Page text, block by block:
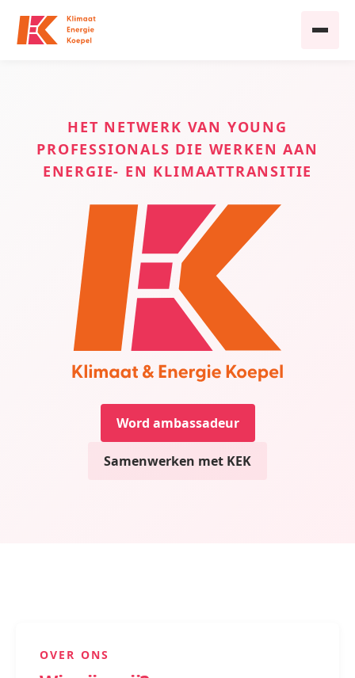
HET NETWERK VAN YOUNG
PROFESSIONALS DIE WERKEN AAN
ENERGIE- EN KLIMAATTRANSITIE
Word ambassadeur
Samenwerken met KEK
OVER ONS